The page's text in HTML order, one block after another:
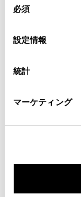
デバイスにすべ
意したことにな
設定の変更、同
「Cookie（クッ
必須
設定情報
統計
マーケティング
滋賀県
京都府